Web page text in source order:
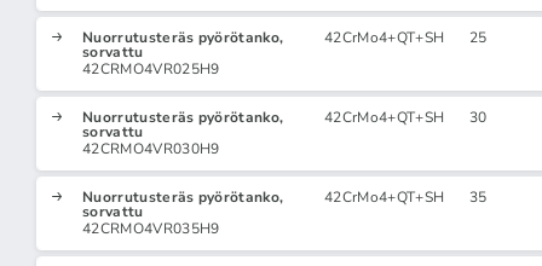
Nuorrutusteräs pyörötanko,
sorvattu
42CRMO4VR025H9
42CrMo4+QT+SH 25
Nuorrutusteräs pyörötanko,
sorvattu
42CRMO4VR030H9
42CrMo4+QT+SH 30
Nuorrutusteräs pyörötanko,
sorvattu
42CRMO4VR035H9
42CrMo4+QT+SH 35